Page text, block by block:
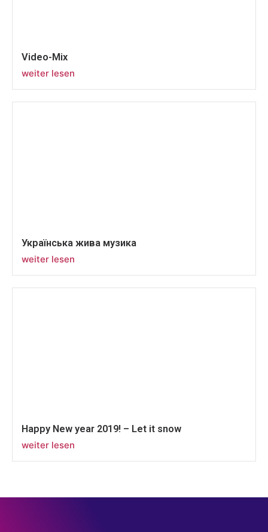
Video-Mix
weiter lesen
Українська жива музика
weiter lesen
Happy New year 2019! – Let it snow
weiter lesen